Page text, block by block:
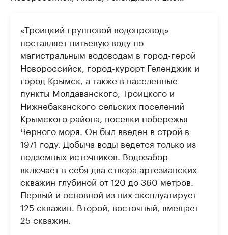
«Троицкий групповой водопровод»
поставляет питьевую воду по
магистральным водоводам в город-герой
Новороссийск, город-курорт Геленджик и
город Крымск, а также в населенные
пункты Молдаванского, Троицкого и
Нижнебаканского сельских поселений
Крымского района, поселки побережья
Черного моря. Он был введен в строй в
1971 году. Добыча воды ведется только из
подземных источников. Водозабор
включает в себя два створа артезианских
скважин глубиной от 120 до 360 метров.
Первый и основной из них эксплуатирует
125 скважин. Второй, восточный, вмещает
25 скважин.